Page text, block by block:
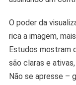
O poder da
rica a imagem,
Estudos mostram
são claras e
Não se apresse –